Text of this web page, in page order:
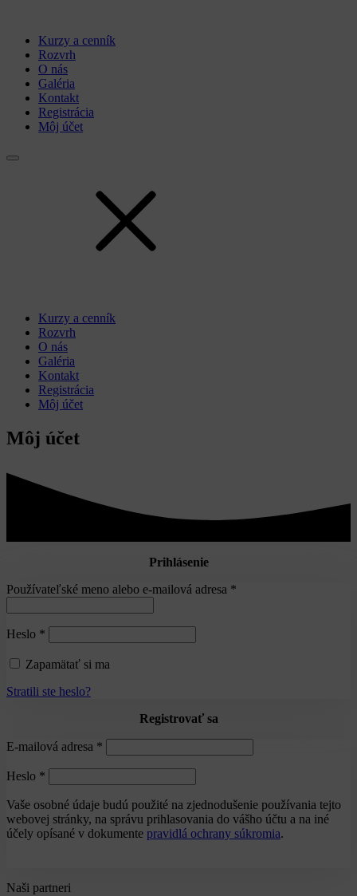
Kurzy a cenník
Rozvrh
O nás
Galéria
Kontakt
Registrácia
Môj účet
Kurzy a cenník
Rozvrh
O nás
Galéria
Kontakt
Registrácia
Môj účet
Môj účet
Prihlásenie
Používateľské meno alebo e-mailová adresa *
Heslo *
Zapamätať si ma
Stratili ste heslo?
Registrovať sa
E-mailová adresa *
Heslo *
Vaše osobné údaje budú použité na zjednodušenie používania tejto
webovej stránky, na správu prihlasovania do vášho účtu a na iné
účely opísané v dokumente pravidlá ochrany súkromia.
Naši partneri